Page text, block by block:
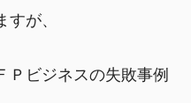
が、
Ｐビジネスの失敗事例